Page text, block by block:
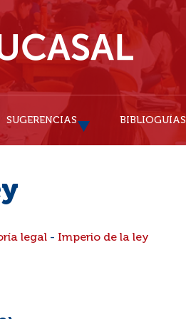
SUGERENCIAS BIBLIOGUÍAS
legal - Imperio de la ley